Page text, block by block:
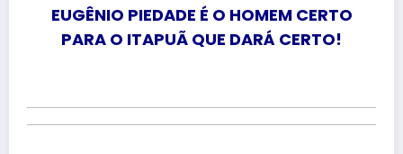
EUGÊNIO PIEDADE É O HOMEM CERTO
PARA O ITAPUÃ QUE DARÁ CERTO!